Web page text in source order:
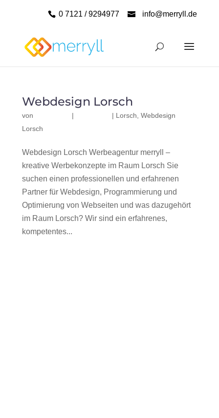
0 7121 / 9294977 info@merryll.de
Webdesign Lorsch
von | | Lorsch Webdesign
Lorsch
Webdesign Lorsch Werbeagentur merryll –
kreative Werbekonzepte im Raum Lorsch Sie
suchen einen professionellen und erfahrenen
Partner für Webdesign, Programmierung und
Optimierung von Webseiten und was dazugehört
im Raum Lorsch? Wir sind ein erfahrenes,
kompetentes...